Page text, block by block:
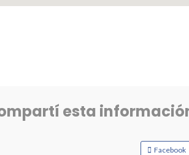
esta
Facebook